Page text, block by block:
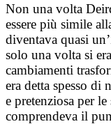
Non una volta
essere più simile
diventava quasi
solo una volta si
cambiamenti
era detta spesso di
e pretenziosa per
comprendeva il